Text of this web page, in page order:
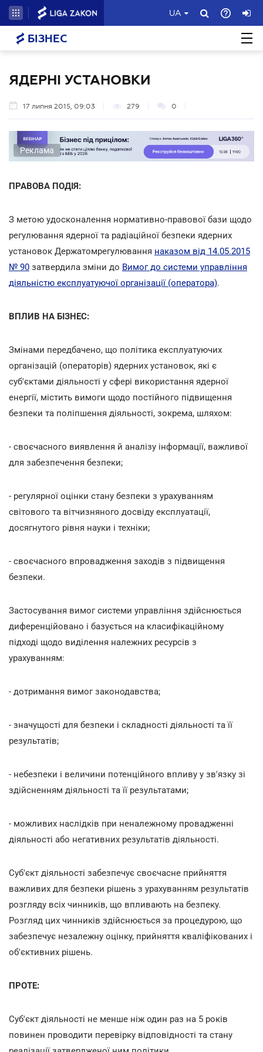
UA
БІЗНЕС
ЯДЕРНІ УСТАНОВКИ
17 липня 2015, 09:03 279 0
Реклама
ПРАВОВА ПОДІЯ:
З метою удосконалення нормативно-правової бази щодо
регулювання ядерної та радіаційної безпеки ядерних
установок Держатомрегулювання наказом від 14.05.2015
№ 90 затвердила зміни до Вимог до системи управління
діяльністю експлуатуючої організації (оператора).
ВПЛИВ НА БІЗНЕС:
Змінами передбачено, що політика експлуатуючих
організацій (операторів) ядерних установок, які є
суб'єктами діяльності у сфері використання ядерної
енергії, містить вимоги щодо постійного підвищення
безпеки та поліпшення діяльності, зокрема, шляхом:
- своєчасного виявлення й аналізу інформації, важливої
для забезпечення безпеки;
- регулярної оцінки стану безпеки з урахуванням
світового та вітчизняного досвіду експлуатації,
досягнутого рівня науки і техніки;
- своєчасного впровадження заходів з підвищення
безпеки.
Застосування вимог системи управління здійснюється
диференційовано і базується на класифікаційному
підході щодо виділення належних ресурсів з
урахуванням:
- дотримання вимог законодавства;
- значущості для безпеки і складності діяльності та її
результатів;
- небезпеки і величини потенційного впливу у зв'язку зі
здійсненням діяльності та її результатами;
- можливих наслідків при неналежному провадженні
діяльності або негативних результатів діяльності.
Суб'єкт діяльності забезпечує своєчасне прийняття
важливих для безпеки рішень з урахуванням результатів
розгляду всіх чинників, що впливають на безпеку.
Розгляд цих чинників здійснюється за процедурою, що
забезпечує незалежну оцінку, прийняття кваліфікованих і
об'єктивних рішень.
ПРОТЕ:
Суб'єкт діяльності не менше ніж один раз на 5 років
повинен проводити перевірку відповідності та стану